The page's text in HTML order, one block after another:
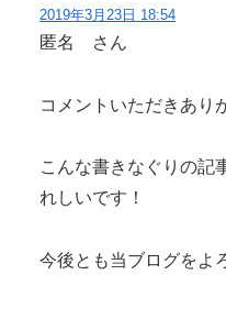
2019年3月23日 18:54
匿名 さん
コメントいただきあり
こんな書きなぐりの記
れしいです！
今後とも当ブログをよ